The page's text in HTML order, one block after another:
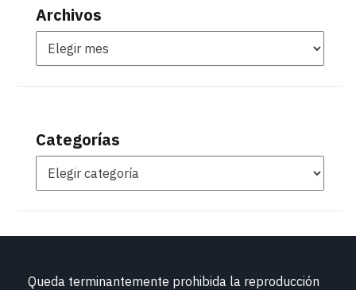
Archivos
Categorías
Queda terminantemente prohibida la reproducción